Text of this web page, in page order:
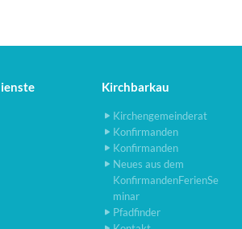
Kirchbarkau
Kirchengemeinderat
Konfirmanden
Konfirmanden
Neues aus dem
KonfirmandenFerienSe
minar
Pfadfinder